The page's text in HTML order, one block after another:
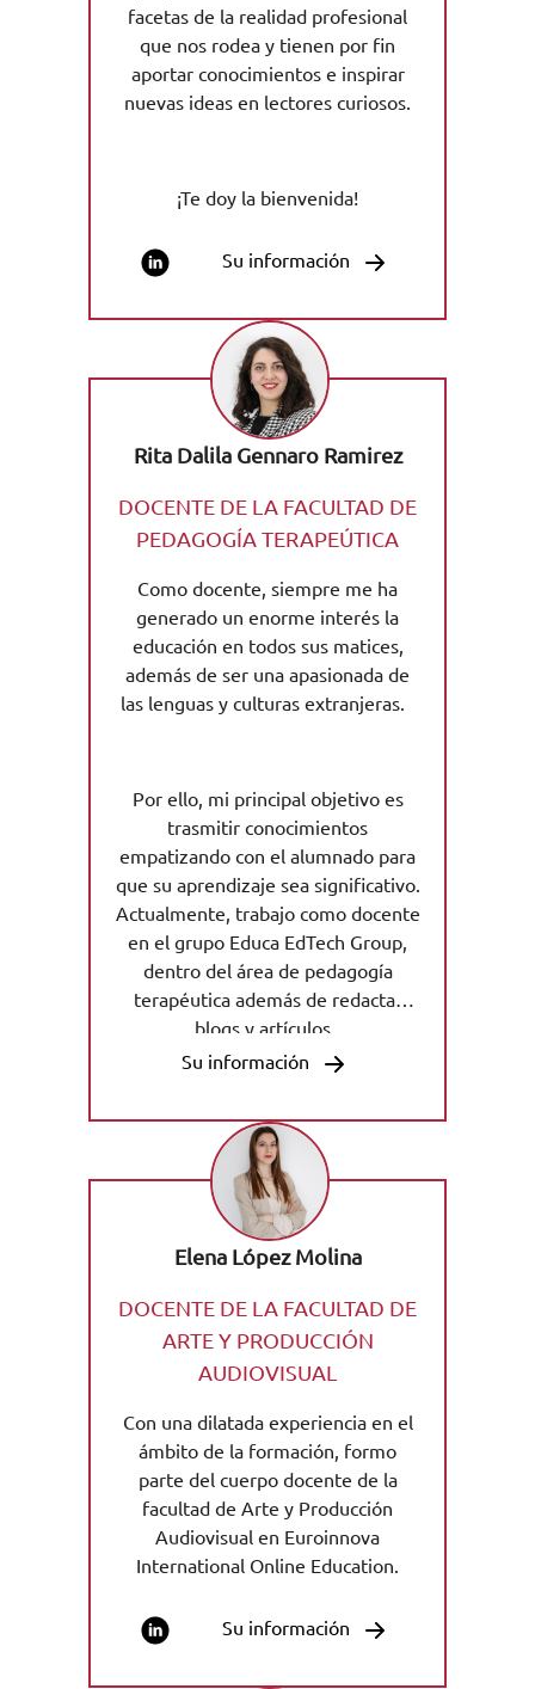
facetas de la realidad profesional
que nos rodea y tienen por fin
aportar conocimientos e inspirar
nuevas ideas en lectores curiosos.
¡Te doy la bienvenida!
Su información
Rita Dalila Gennaro Ramirez
DOCENTE DE LA FACULTAD DE
PEDAGOGÍA TERAPEÚTICA
Como docente, siempre me ha
generado un enorme interés la
educación en todos sus matices,
además de ser una apasionada de
las lenguas y culturas extranjeras.
Por ello, mi principal objetivo es
trasmitir conocimientos
empatizando con el alumnado para
que su aprendizaje sea significativo.
Actualmente, trabajo como docente
en el grupo Educa EdTech Group,
dentro del área de pedagogía
terapéutica además de redactar
blogs y artículos.
Su información
Elena López Molina
DOCENTE DE LA FACULTAD DE
ARTE Y PRODUCCIÓN
AUDIOVISUAL
Con una dilatada experiencia en el
ámbito de la formación, formo
parte del cuerpo docente de la
facultad de Arte y Producción
Audiovisual en Euroinnova
International Online Education.
Su información